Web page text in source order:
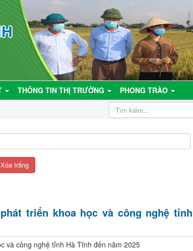
THÔNG TIN THỊ TRƯỜNG
PHONG TRÀO
triển khoa học và công nghệ
và công nghệ tỉnh Hà Tĩnh đến năm 2025